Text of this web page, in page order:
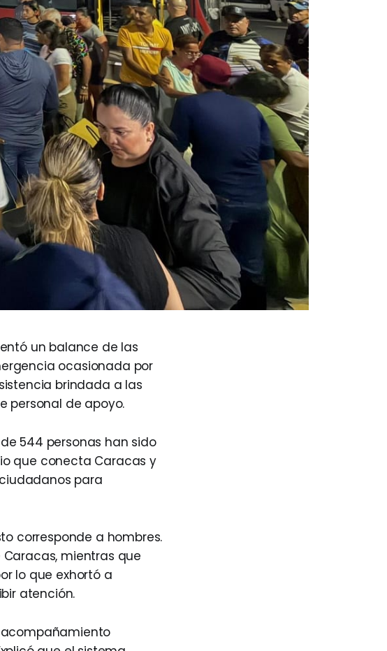
un balance de las
ocasionada por
brindada a las
personal de apoyo.
544 personas han sido
que conecta Caracas y
para
corresponde a hombres.
Caracas, mientras que
lo que exhortó a
atención.